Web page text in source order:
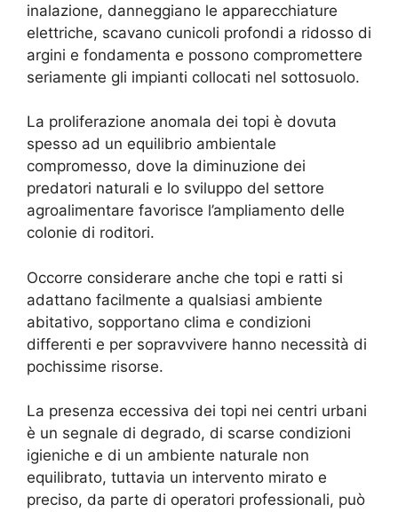
inalazione, danneggiano le apparecchiature
elettriche, scavano cunicoli profondi a ridosso di
argini e fondamenta e possono compromettere
seriamente gli impianti collocati nel sottosuolo.
La proliferazione anomala dei topi è dovuta
spesso ad un equilibrio ambientale
compromesso, dove la diminuzione dei
predatori naturali e lo sviluppo del settore
agroalimentare favorisce l’ampliamento delle
colonie di roditori.
Occorre considerare anche che topi e ratti si
adattano facilmente a qualsiasi ambiente
abitativo, sopportano clima e condizioni
differenti e per sopravvivere hanno necessità di
pochissime risorse.
La presenza eccessiva dei topi nei centri urbani
è un segnale di degrado, di scarse condizioni
igieniche e di un ambiente naturale non
equilibrato, tuttavia un intervento mirato e
preciso, da parte di operatori professionali, può